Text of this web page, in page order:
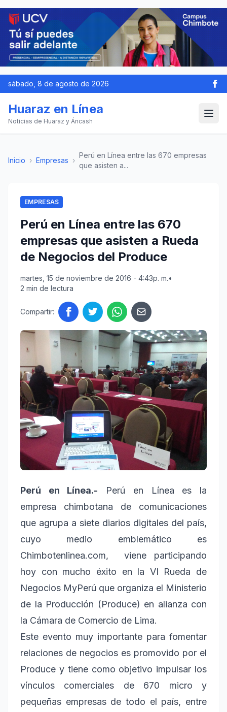
sábado, 8 de agosto de 2026
Huaraz en Línea
Noticias de Huaraz y Áncash
Inicio › Empresas ›
Perú en Línea entre las 670 empresas
que asisten a...
EMPRESAS
Perú en Línea entre las 670
empresas que asisten a Rueda
de Negocios del Produce
martes, 15 de noviembre de 2016 - 4:43p. m.•
2 min de lectura
Compartir:
Perú en Línea.- Perú en Línea es la
empresa chimbotana de comunicaciones
que agrupa a siete diarios digitales del país,
cuyo medio emblemático es
Chimbotenlinea.com, viene participando
hoy con mucho éxito en la VI Rueda de
Negocios MyPerú que organiza el Ministerio
de la Producción (Produce) en alianza con
la Cámara de Comercio de Lima.
Este evento muy importante para fomentar
relaciones de negocios es promovido por el
Produce y tiene como objetivo impulsar los
vínculos comerciales de 670 micro y
pequeñas empresas de todo el país, entre